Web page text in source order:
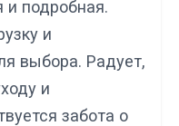
и подробная.
и
выбора. Радует,
и
забота о